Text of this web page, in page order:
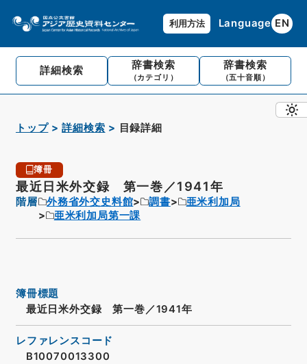
利用方法 Language EN
詳細検索 辞書検索
（カテゴリ）
辞書検索
（五十音順）
トップ 詳細検索 目録詳細
簿冊
最近日米外交録 第一巻／1941年
階層 外務省外交史料館 調書
亜米利加局
亜米利加局第一課
簿冊標題
最近日米外交録 第一巻／1941年
レファレンスコード
B10070013300